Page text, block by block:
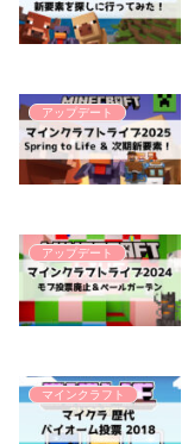
アップデート
アップデート
マインクラフト